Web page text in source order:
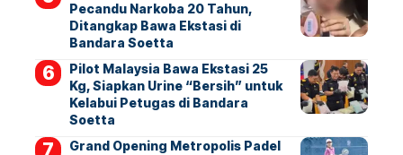
Pecandu Narkoba 20 Tahun,
Ditangkap Bawa Ekstasi di
Bandara Soetta
Pilot Malaysia Bawa Ekstasi 25
Kg, Siapkan Urine “Bersih” untuk
Kelabui Petugas di Bandara
Soetta
Grand Opening Metropolis Padel